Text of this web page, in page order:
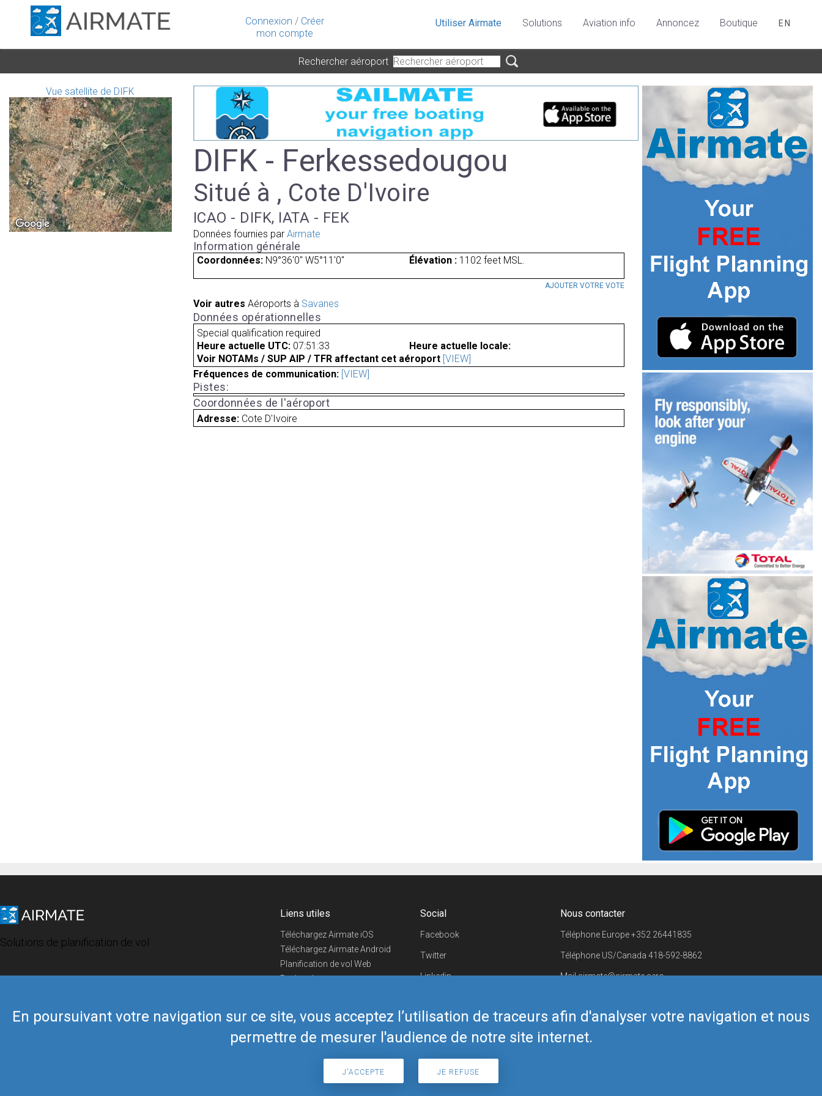
Connexion / Créer
mon compte
En poursuivant votre navigation sur ce site, vous acceptez l’utilisation de traceurs afin d'analyser votre navigation et nous
permettre de mesurer l'audience de notre site internet.
J'ACCEPTE JE REFUSE
Utiliser Airmate Solutions Aviation info Annoncez Boutique EN
Rechercher aéroport
Vue satellite de DIFK
DIFK - Ferkessedougou
Situé à , Cote D'Ivoire
ICAO - DIFK, IATA - FEK
Données fournies par Airmate
Information générale
Coordonnées: N9°36'0" W5°11'0" Élévation :1102 feet MSL.
AJOUTER VOTRE VOTE
Voir autres Aéroports à Savanes
Données opérationnelles
Special qualification required
Heure actuelle UTC: 07:51:33
Heure actuelle locale:
Voir NOTAMs / SUP AIP / TFR affectant cet aéroport [VIEW]
Fréquences de communication: [VIEW]
Pistes:
Coordonnées de l'aéroport
Adresse: Cote D'Ivoire
Solutions de planification de vol
Liens utiles
Téléchargez Airmate iOS
Téléchargez Airmate Android
Planification de vol Web
Recherche
Boutique Airmate
Social
Facebook
Twitter
Linkedin
Telegram
Nous contacter
Téléphone Europe+352 26441835
Téléphone US/Canada 418-592-8862
Mailairmate@airmate.aero